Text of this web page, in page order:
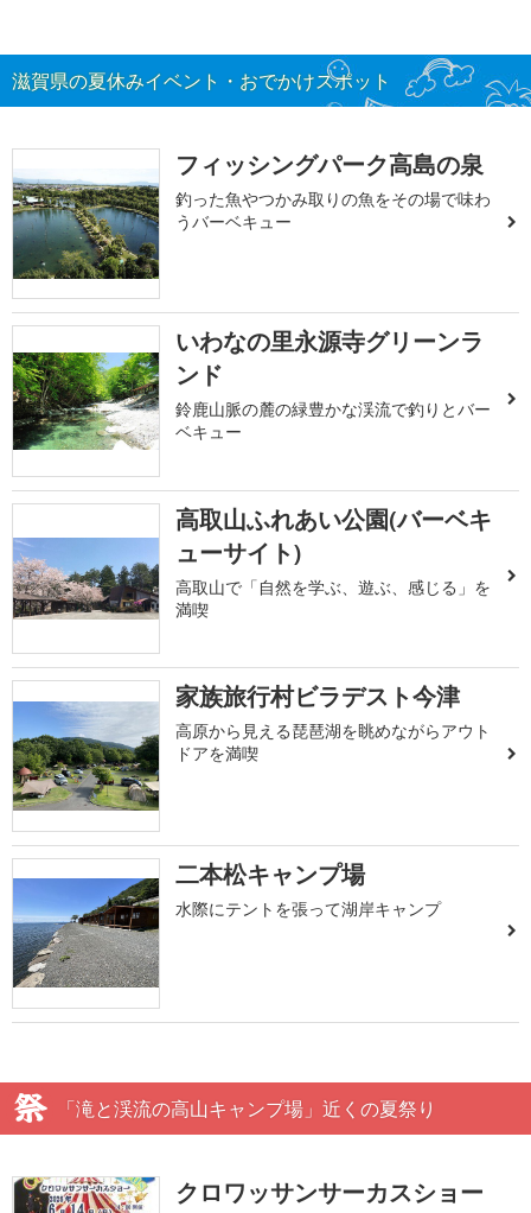
滋賀県の夏休みイベント・おでかけスポット
フィッシングパーク高島の泉
釣った魚やつかみ取りの魚をその場で味わ
うバーベキュー
いわなの里永源寺グリーンラ
ンド
鈴鹿山脈の麓の緑豊かな渓流で釣りとバー
ベキュー
高取山ふれあい公園(バーベキ
ューサイト)
高取山で「自然を学ぶ、遊ぶ、感じる」を
満喫
家族旅行村ビラデスト今津
高原から見える琵琶湖を眺めながらアウト
ドアを満喫
二本松キャンプ場
水際にテントを張って湖岸キャンプ
「滝と渓流の高山キャンプ場」近くの夏祭り
クロワッサンサーカスショー